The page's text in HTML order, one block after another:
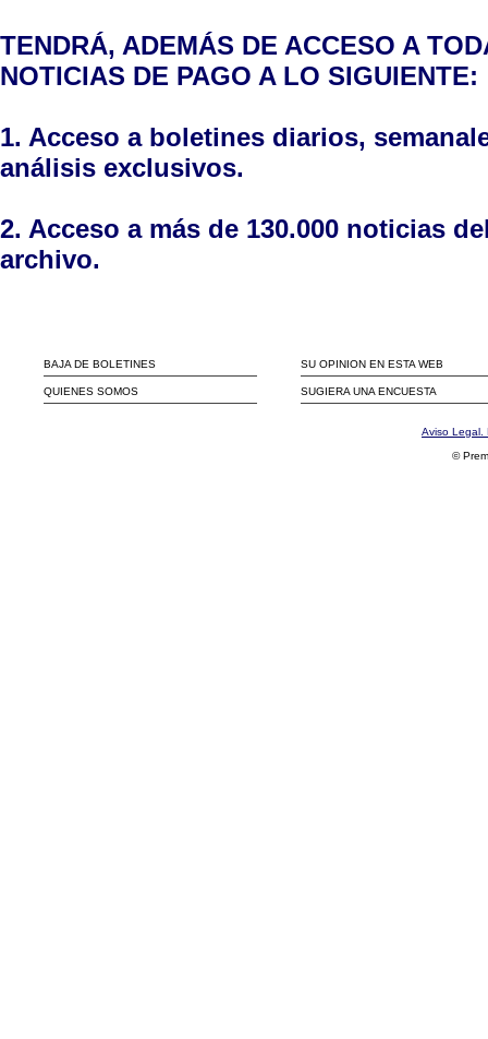
TENDRÁ, ADEMÁS DE ACCESO A
NOTICIAS DE PAGO A LO SIGUIENTE:
1. Acceso a boletines diarios,
análisis exclusivos.
2. Acceso a más de 130.000 noticias
archivo.
BAJA DE BOLETINES
QUIENES SOMOS
SU OPINION EN ESTA WEB
SUGIERA UNA ENCUESTA
Aviso Legal.
©